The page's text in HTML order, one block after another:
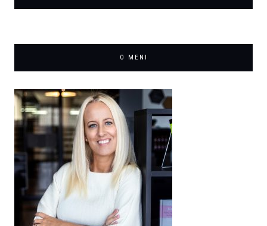
O MENI